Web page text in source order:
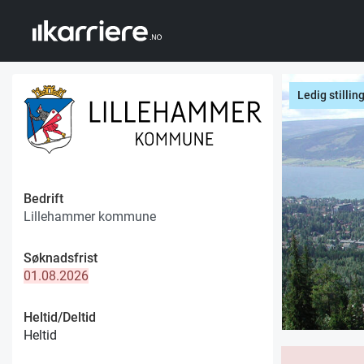
Bedrift
Lillehammer kommune
Søknadsfrist
01.08.2026
Heltid/Deltid
Heltid
Ledig stilling